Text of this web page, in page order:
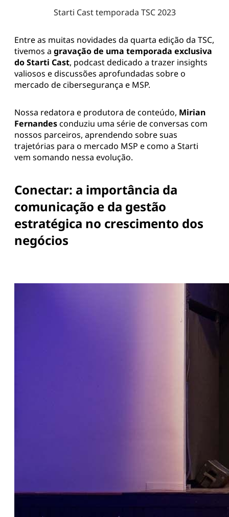
Starti Cast temporada TSC 2023
Entre as muitas novidades da quarta edição da TSC,
tivemos a gravação de uma temporada exclusiva
do Starti Cast, podcast dedicado a trazer insights
valiosos e discussões aprofundadas sobre o
mercado de cibersegurança e MSP.
Nossa redatora e produtora de conteúdo, Mirian
Fernandesconduziu uma série de conversas com
nossos parceiros, aprendendo sobre suas
trajetórias para o mercado MSP e como a Starti
vem somando nessa evolução.
Conectar: a importância da
comunicação e da gestão
estratégica no crescimento dos
negócios